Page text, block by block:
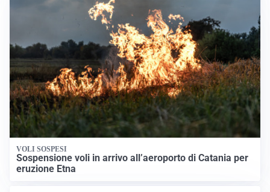
VOLI SOSPESI
Sospensione voli in arrivo all’aeroporto di Catania per
eruzione Etna